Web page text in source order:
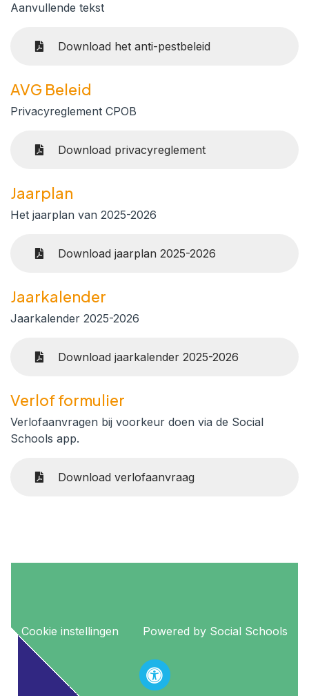
Aanvullende tekst
Download het anti-pestbeleid
AVG Beleid
Privacyreglement CPOB
Download privacyreglement
Jaarplan
Het jaarplan van 2025-2026
Download jaarplan 2025-2026
Jaarkalender
Jaarkalender 2025-2026
Download jaarkalender 2025-2026
Verlof formulier
Verlofaanvragen bij voorkeur doen via de Social
Schools app.
Download verlofaanvraag
Cookie instellingen Powered by Social Schools